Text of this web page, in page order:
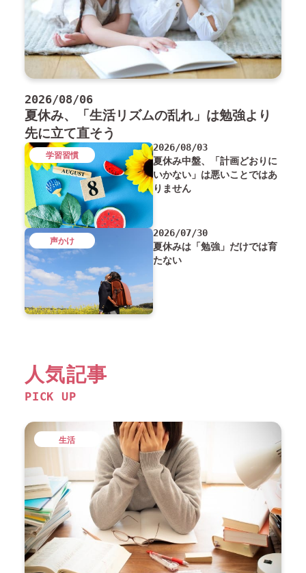
2026/08/06
夏休み、「生活リズムの乱れ」は勉強より
先に立て直そう
2026/08/03
夏休み中盤、「計画どおりに
いかない」は悪いことではあ
りません
学習習慣
2026/07/30
夏休みは「勉強」だけでは育
たない
声かけ
人気記事
PICK UP
生活